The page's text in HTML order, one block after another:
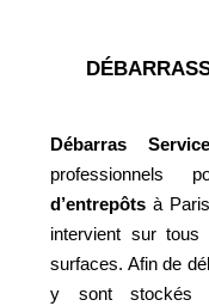
Débarras
d’entrepôtsà
intervient sur
surfaces. Afin de
y sont stockés